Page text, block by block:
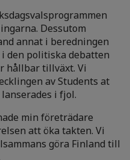
Dessutom
annat i beredningen
den politiska debatten
hållbar tillväxt. Vi
av Students at
i fjol.
min företrädare
att öka takten. Vi
göra Finland till